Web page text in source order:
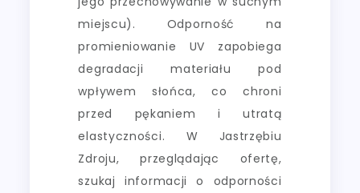
miejscu). Odporność na
promieniowanie UV zapobiega
degradacji materiału pod
wpływem słońca, co chroni
przed pękaniem i utratą
elastyczności. W Jastrzębiu
Zdroju, przeglądając ofertę,
szukaj informacji o odporności